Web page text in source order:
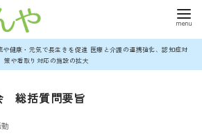
健康・元気で長生きを促進 医療と介護の連携強化、認知症対
策や看取り対応の施設の拡大
総括質問要旨